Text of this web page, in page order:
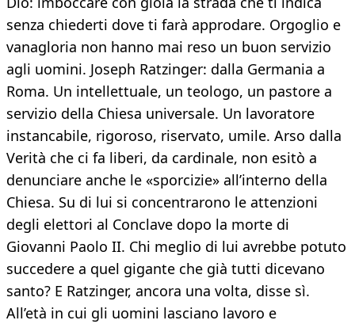
senza chiederti dove ti farà approdare. Orgoglio e
vanagloria non hanno mai reso un buon servizio
agli uomini. Joseph Ratzinger: dalla Germania a
Roma. Un intellettuale, un teologo, un pastore a
servizio della Chiesa universale. Un lavoratore
instancabile, rigoroso, riservato, umile. Arso dalla
Verità che ci fa liberi, da cardinale, non esitò a
denunciare anche le «sporcizie» all’interno della
Chiesa. Su di lui si concentrarono le attenzioni
degli elettori al Conclave dopo la morte di
Giovanni Paolo II. Chi meglio di lui avrebbe potuto
succedere a quel gigante che già tutti dicevano
santo? E Ratzinger, ancora una volta, disse sì.
All’età in cui gli uomini lasciano lavoro e